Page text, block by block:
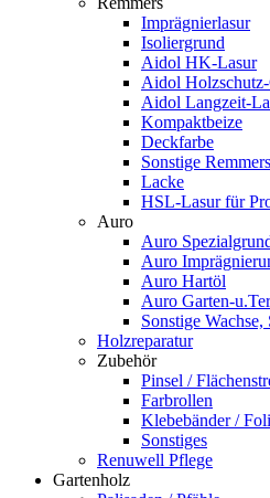
Imprägnierlasur
Isoliergrund
Aidol HK-Lasur
Aidol
Aidol Langzeit-
Kompaktbeize
Deckfarbe
Sonstige
Lacke
HSL-Lasur für
Auro
Auro
Auro
Auro Hartöl
Auro Garten-
Sonstige
Holzreparatur
Zubehör
Pinsel /
Farbrollen
Klebebänder /
Sonstiges
Renuwell Pflege
Gartenholz